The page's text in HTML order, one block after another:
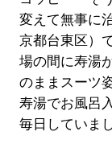
変えて無事に
京都台東区）
場の間に寿湯
のままスーツ
寿湯でお風呂
毎日していま